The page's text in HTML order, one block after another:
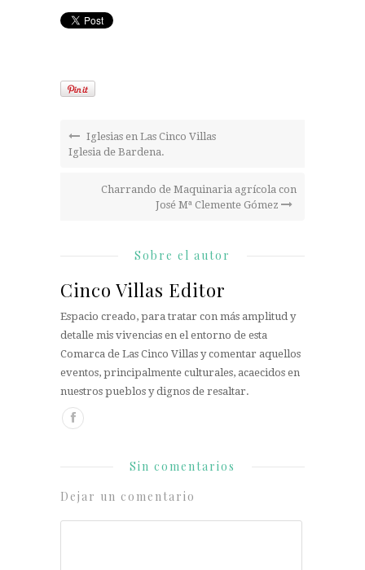
Iglesias en Las Cinco Villas
Iglesia de Bardena.
Charrando de Maquinaria agrícola con
José Mª Clemente Gómez
Sobre el autor
Cinco Villas Editor
Espacio creado, para tratar con más amplitud y
detalle mis vivencias en el entorno de esta
Comarca de Las Cinco Villas y comentar aquellos
eventos, principalmente culturales, acaecidos en
nuestros pueblos y dignos de resaltar.
Sin comentarios
Dejar un comentario